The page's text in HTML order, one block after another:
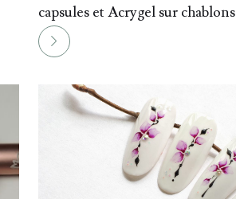
capsules et Acrygel sur chablons